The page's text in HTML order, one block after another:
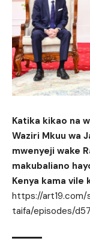
Katika kikao na
Waziri Mkuu wa
mwenyeji wake
makubaliano
Kenya kama vile
https://
taifa/episodes/